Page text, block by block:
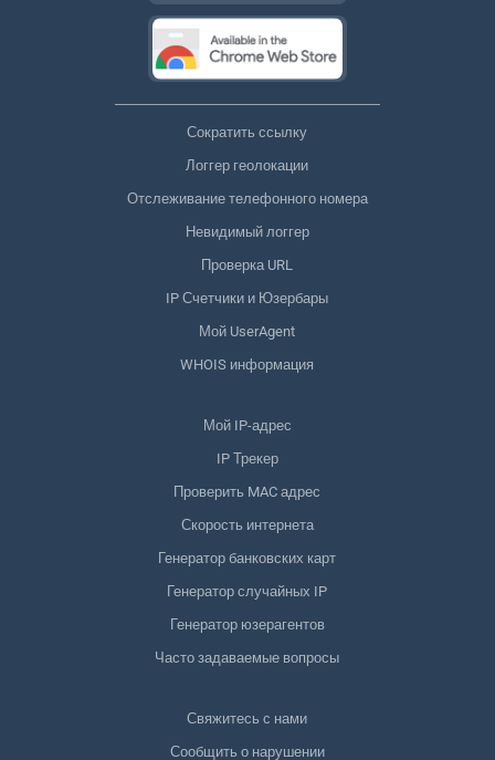
Сократить ссылку
Логгер геолокации
Отслеживание телефонного номера
Невидимый логгер
Проверка URL
IP Счетчики и Юзербары
Мой UserAgent
WHOIS информация
Мой IP-адрес
IP Трекер
Проверить MAC адрес
Скорость интернета
Генератор банковских карт
Генератор случайных IP
Генератор юзерагентов
Часто задаваемые вопросы
Свяжитесь с нами
Сообщить о нарушении